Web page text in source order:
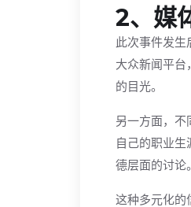
2、媒
此次事件发生
大众新闻平
的目光。
另一方面，
自己的职业
德层面的讨论。
这种多元化的